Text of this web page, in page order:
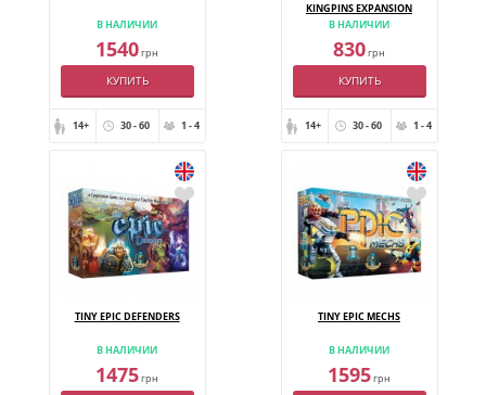
В НАЛИЧИИ
1540грн
КУПИТЬ
14+ 30 - 60 1 - 4
KINGPINS EXPANSION
В НАЛИЧИИ
830грн
КУПИТЬ
14+ 30 - 60 1 - 4
TINY EPIC DEFENDERS
В НАЛИЧИИ
1475грн
TINY EPIC MECHS
В НАЛИЧИИ
1595грн